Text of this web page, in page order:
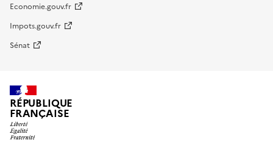
Economie.gouv.fr
Impots.gouv.fr
Sénat
RÉPUBLIQUE
FRANÇAISE